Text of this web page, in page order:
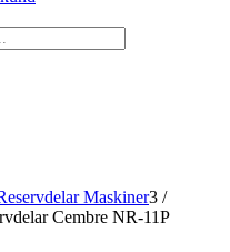
Maskiner3 /
Cembre NR-11P